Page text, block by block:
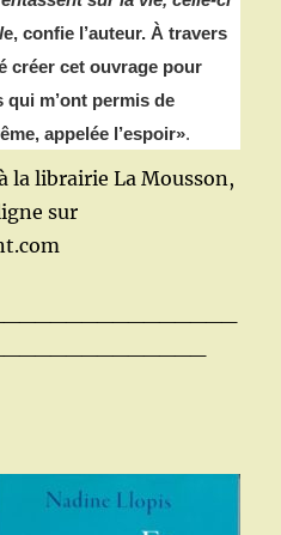
e, confie l’auteur. À travers
créer cet ouvrage pour
m’ont permis de
appelée l’espoir».
la librairie La Mousson,
sur